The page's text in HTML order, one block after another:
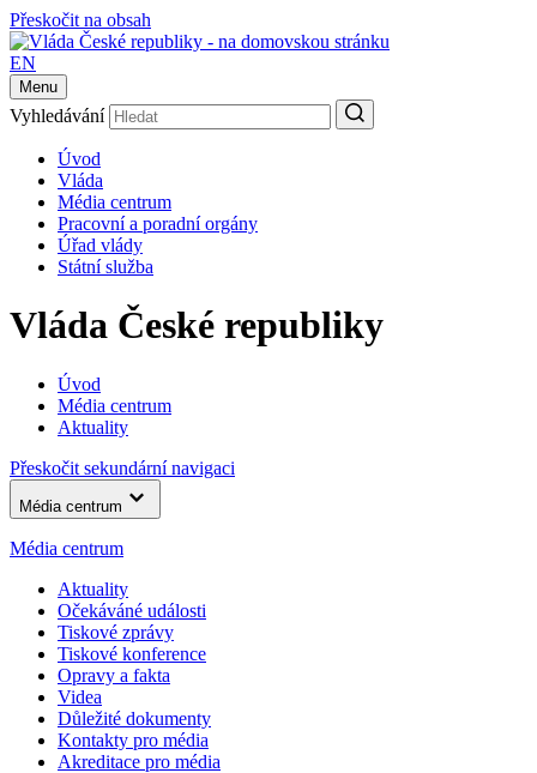
Přeskočit na obsah
EN
Menu
Vyhledávání
Úvod
Vláda
Média centrum
Pracovní a poradní orgány
Úřad vlády
Státní služba
Vláda České republiky
Úvod
Média centrum
Aktuality
Přeskočit sekundární navigaci
Média centrum
Média centrum
Aktuality
Očekáváné události
Tiskové zprávy
Tiskové konference
Opravy a fakta
Videa
Důležité dokumenty
Kontakty pro média
Akreditace pro média